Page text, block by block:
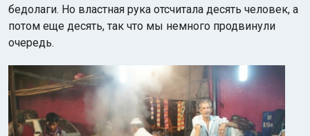
бедолаги. Но властная рука отсчитала десять человек, а
потом еще десять, так что мы немного продвинули
очередь.